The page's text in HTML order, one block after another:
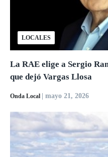
LOCALES
La RAE elige a Sergio
que dejó Vargas Llosa
Onda Local | mayo 21, 2026